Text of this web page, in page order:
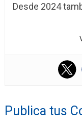
Desde 2024
Publica tus